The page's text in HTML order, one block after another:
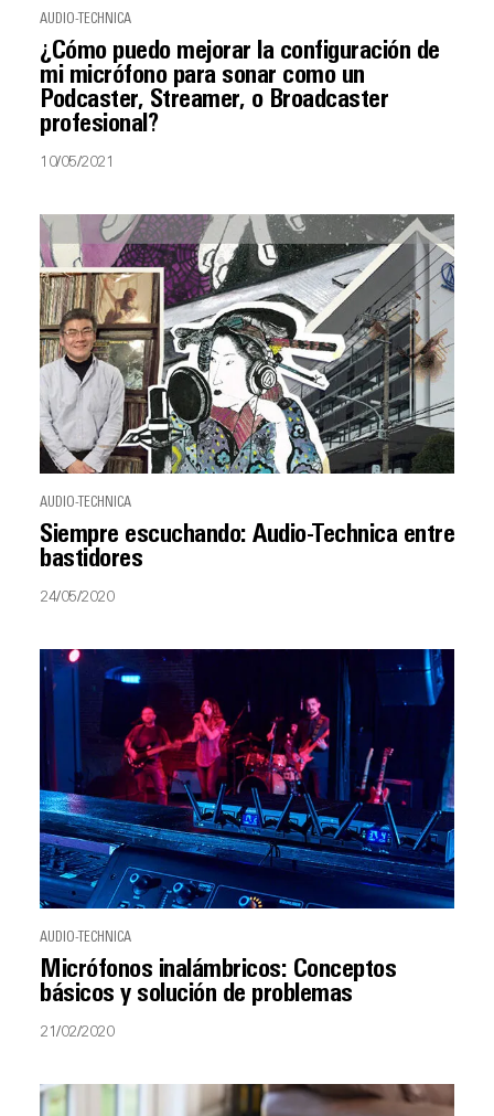
AUDIO-TECHNICA
¿Cómo puedo mejorar la configuración de
mi micrófono para sonar como un
Podcaster, Streamer, o Broadcaster
profesional?
10/05/2021
AUDIO-TECHNICA
Siempre escuchando: Audio-Technica entre
bastidores
24/05/2020
AUDIO-TECHNICA
Micrófonos inalámbricos: Conceptos
básicos y solución de problemas
21/02/2020